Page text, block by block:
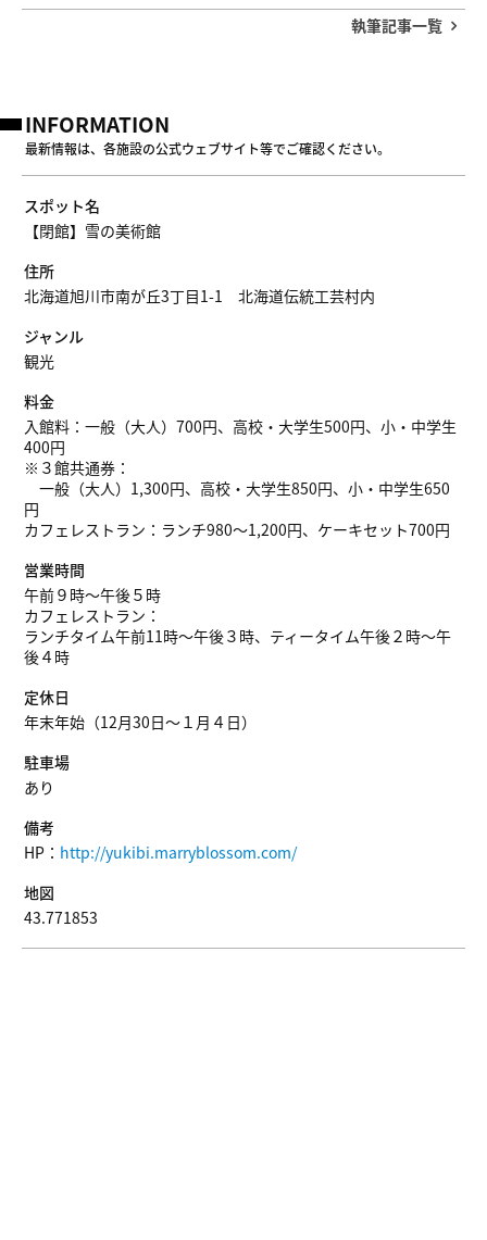
執筆記事一覧
INFORMATION
最新情報は、各施設の公式ウェブサイト等でご確認ください。
スポット名
【閉館】雪の美術館
住所
北海道旭川市南が丘3丁目1-1 北海道伝統工芸村内
ジャンル
観光
料金
入館料：一般（大人）700円、高校・大学生500円、小・中学生
400円
※３館共通券：
一般（大人）1,300円、高校・大学生850円、小・中学生650
円
カフェレストラン：ランチ980〜1,200円、ケーキセット700円
営業時間
午前９時〜午後５時
カフェレストラン：
ランチタイム午前11時〜午後３時、ティータイム午後２時〜午
後４時
定休日
年末年始（12月30日〜１月４日）
駐車場
あり
備考
HP： http://yukibi.marryblossom.com/
地図
43.771853